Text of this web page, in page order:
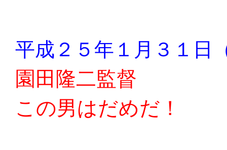
平成２５年１月３１日
園田隆二監督
この男はだめだ！